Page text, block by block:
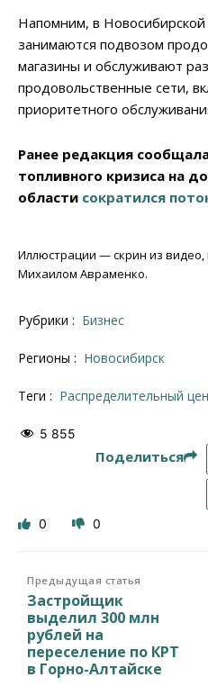
Напомним, в
занимаются подвозом
магазины и обслуживают
продовольственные сети,
приоритетного
Ранее редакция
топливного кризиса на
области сократился
Иллюстрации — скрин из
Михаилом Авраменко.
Рубрики : Бизнес
Регионы : Новосибирск
Теги : распределительный
5 855
Поделиться
0 0
Предыдущая статья
Застройщик
выделил 300 млн
рублей на
переселение по КРТ
в Горно-Алтайске